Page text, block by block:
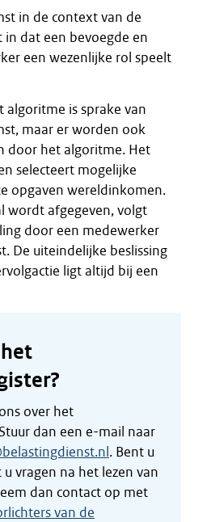
in de context van de
dat een bevoegde en
een wezenlijke rol speelt
algoritme is sprake van
maar er worden ook
door het algoritme. Het
selecteert mogelijke
opgaven wereldinkomen.
wordt afgegeven, volgt
door een medewerker
De uiteindelijke beslissing
ligt altijd bij een
over het
dan een e-mail naar
. Bent u
vragen na het lezen van
dan contact op met
van de